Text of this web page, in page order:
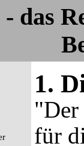
das
1.
"Der
für